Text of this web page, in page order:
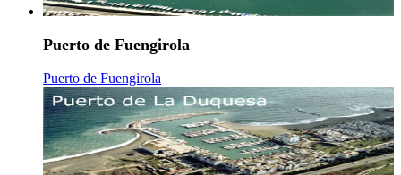
Puerto de Fuengirola
Puerto de Fuengirola